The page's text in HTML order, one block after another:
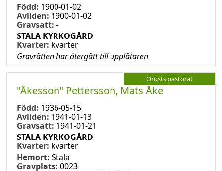
Född: 1900-01-02
Avliden: 1900-01-02
Gravsatt: -
STALA KYRKOGÅRD
Kvarter: kvarter
Gravrätten har återgått till upplåtaren
Orusts pastorat
"Åkesson" Pettersson, Mats Åke
Född: 1936-05-15
Avliden: 1941-01-13
Gravsatt: 1941-01-21
STALA KYRKOGÅRD
Kvarter: kvarter
Hemort: Stala
Gravplats: 0023